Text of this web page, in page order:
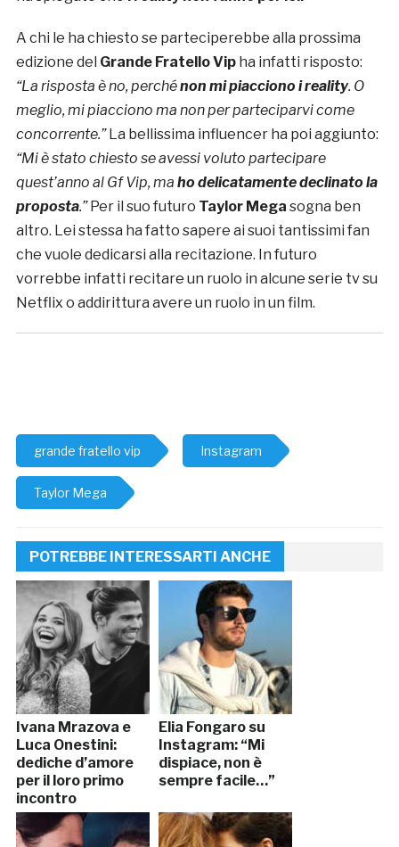
A chi le ha chiesto se parteciperebbe alla prossima
edizione del Grande Fratello Vipha infatti risposto:
“La risposta è no, perchénon mi piacciono i reality. O
meglio, mi piacciono ma non per parteciparvi come
concorrente.” La bellissima influencer ha poi aggiunto:
“Mi è stato chiesto se avessi voluto partecipare
quest’anno al Gf Vip, ma ho delicatamente declinato la
proposta.” Per il suo futuro Taylor Mega sogna ben
altro. Lei stessa ha fatto sapere ai suoi tantissimi fan
che vuole dedicarsi alla recitazione. In futuro
vorrebbe infatti recitare un ruolo in alcune serie tv su
Netflix o addirittura avere un ruolo in un film.
grande fratello vip Instagram
Taylor Mega
POTREBBE INTERESSARTI ANCHE
Ivana Mrazova e
Luca Onestini:
dediche d’amore
per il loro primo
incontro
Elia Fongaro su
Instagram: “Mi
dispiace, non è
sempre facile…”